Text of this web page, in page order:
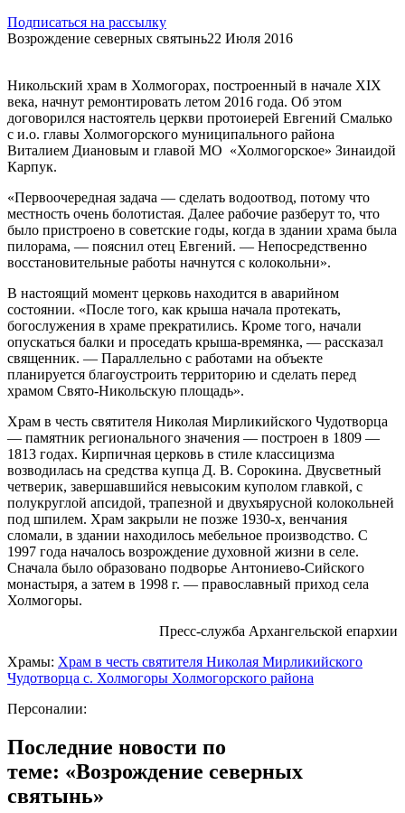
Подписаться на рассылку
Возрождение северных святынь22 Июля 2016
Никольский храм в Холмогорах, построенный в начале XIX
века, начнут ремонтировать летом 2016 года. Об этом
договорился настоятель церкви протоиерей Евгений Смалько
с и.о. главы Холмогорского муниципального района
Виталием Диановым и главой МО «Холмогорское» Зинаидой
Карпук.
«Первоочередная задача — сделать водоотвод, потому что
местность очень болотистая. Далее рабочие разберут то, что
было пристроено в советские годы, когда в здании храма была
пилорама, — пояснил отец Евгений. — Непосредственно
восстановительные работы начнутся с колокольни».
В настоящий момент церковь находится в аварийном
состоянии. «После того, как крыша начала протекать,
богослужения в храме прекратились. Кроме того, начали
опускаться балки и проседать крыша-времянка, — рассказал
священник. — Параллельно с работами на объекте
планируется благоустроить территорию и сделать перед
храмом Свято-Никольскую площадь».
Храм в честь святителя Николая Мирликийского Чудотворца
— памятник регионального значения — построен в 1809 —
1813 годах. Кирпичная церковь в стиле классицизма
возводилась на средства купца Д. В. Сорокина. Двусветный
четверик, завершавшийся невысоким куполом главкой, с
полукруглой апсидой, трапезной и двухъярусной колокольней
под шпилем. Храм закрыли не позже 1930-х, венчания
сломали, в здании находилось мебельное производство. С
1997 года началось возрождение духовной жизни в селе.
Сначала было образовано подворье Антониево-Сийского
монастыря, а затем в 1998 г. — православный приход села
Холмогоры.
Пресс-служба Архангельской епархии
Храмы: Храм в честь святителя Николая Мирликийского
Чудотворца с. Холмогоры Холмогорского района
Персоналии:
Последние новости по
теме: «Возрождение северных
святынь»